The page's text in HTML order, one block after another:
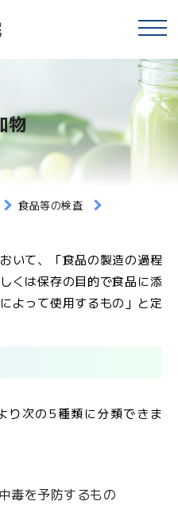
物
食品等の検査
いて、「食品の製造の過程
くは保存の目的で食品に添
よって使用するもの」と定
り次の5種類に分類できま
毒を予防するもの